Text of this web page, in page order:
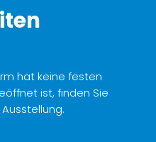
hat keine festen
ist, finden Sie